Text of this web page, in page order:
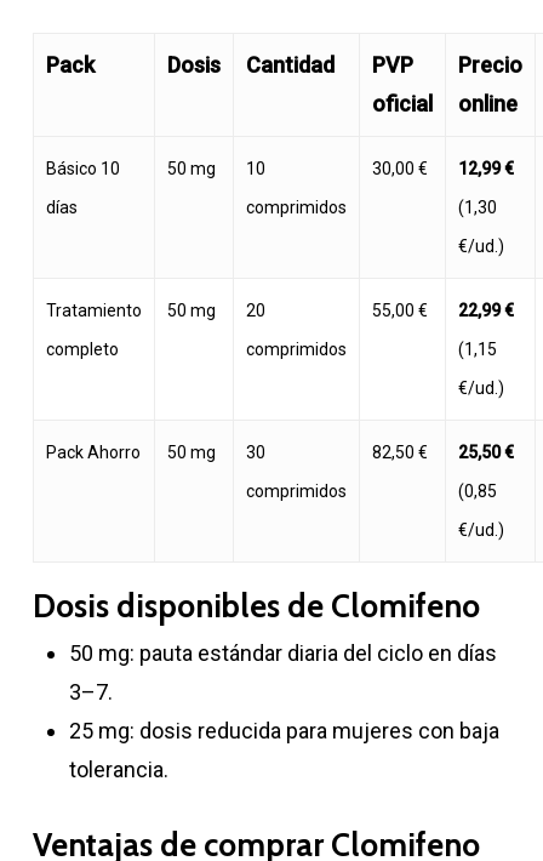
Pack Dosis Cantidad
PVP
oficial
Precio
online
Básico 10
días
50 mg
10
comprimidos
30,00 €
12,99 €
(1,30
€/ud.)
Tratamiento
completo
50 mg
20
comprimidos
55,00 €
22,99 €
(1,15
€/ud.)
Pack Ahorro 50 mg
30
comprimidos
82,50 €
25,50 €
(0,85
€/ud.)
Dosis disponibles de Clomifeno
50 mg: pauta estándar diaria del ciclo en días
3–7.
25 mg: dosis reducida para mujeres con baja
tolerancia.
Ventajas de comprar Clomifeno